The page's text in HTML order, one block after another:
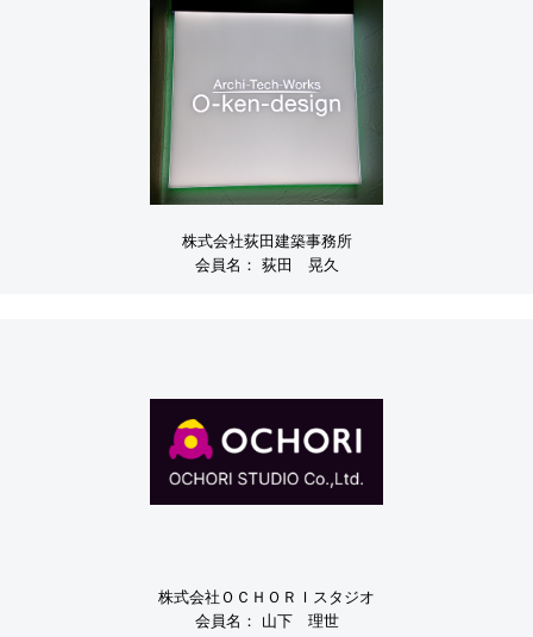
株式会社荻田建築事務所
会員名： 荻田 晃久
株式会社ＯＣＨＯＲＩスタジオ
会員名：
山下 理世